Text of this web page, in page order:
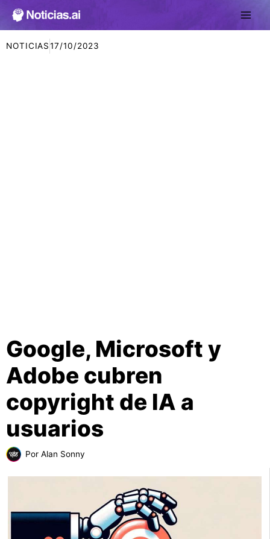
NOTICIAS 17/10/2023
Google, Microsoft y
Adobe cubren
copyright de IA a
usuarios
Por Alan Sonny